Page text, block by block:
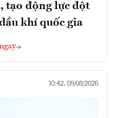
động lực đột
khí quốc gia
10:42, 09/08/2026